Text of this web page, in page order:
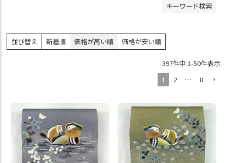
キーワード検索
並び替え 新着順 価格が高い順 価格が安い順
397件中 1-50件表示
1
2 … 8